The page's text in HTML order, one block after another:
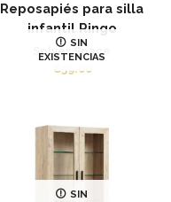
Reposapiés para silla
infantil Ringo
Solver Space
€59.00
SIN
EXISTENCIAS
SIN